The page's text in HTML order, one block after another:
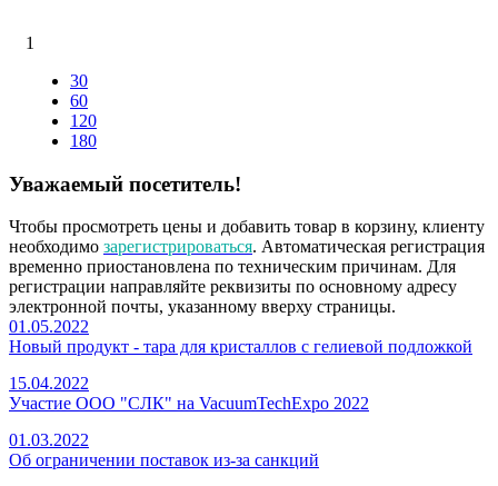
1
30
60
120
180
Уважаемый посетитель!
Чтобы просмотреть цены и добавить товар в корзину, клиенту
необходимо зарегистрироваться. Автоматическая регистрация
временно приостановлена по техническим причинам. Для
регистрации направляйте реквизиты по основному адресу
электронной почты, указанному вверху страницы.
01.05.2022
Новый продукт - тара для кристаллов с гелиевой подложкой
15.04.2022
Участие ООО "СЛК" на VacuumTechExpo 2022
01.03.2022
Об ограничении поставок из-за санкций